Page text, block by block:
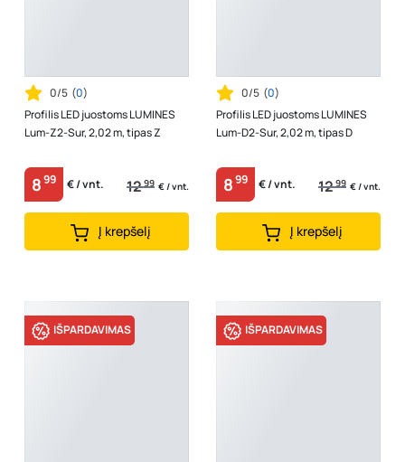
0/5 (0)
Profilis LED juostoms LUMINES
Lum-Z2-Sur, 2,02 m, tipas Z
899 € / vnt. 1299 € / vnt.
Į krepšelį
0/5 (0)
Profilis LED juostoms LUMINES
Lum-D2-Sur, 2,02 m, tipas D
899 € / vnt. 1299 € / vnt.
Į krepšelį
IŠPARDAVIMAS IŠPARDAVIMAS